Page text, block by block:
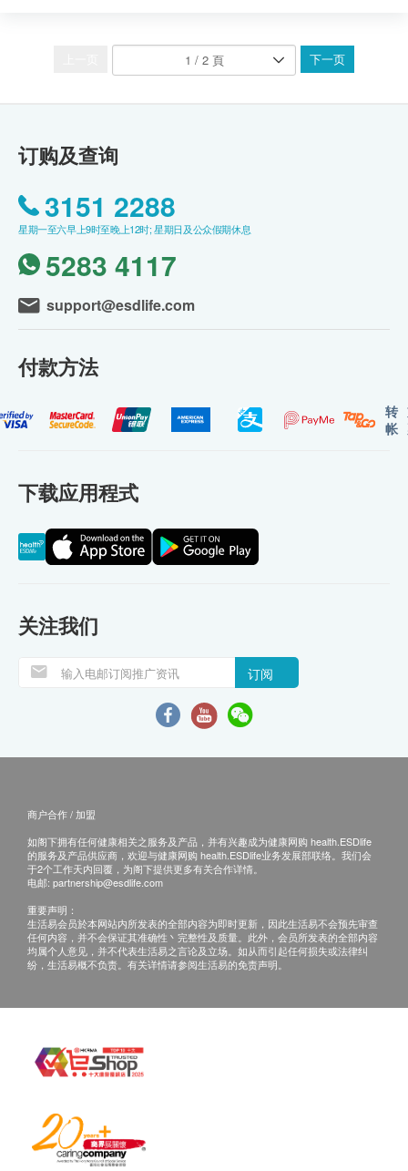
下一页
订购及查询
3151 2288
星期一至六早上9时至晚上12时; 星期日及公众假期休息
5283 4117
support@esdlife.com
付款方法
转
帐
下载应用程式
关注我们
订阅
商户合作 / 加盟
如阁下拥有任何健康相关之服务及产品，并有兴趣成为健康网购 health.ESDlife
的服务及产品供应商，欢迎与健康网购 health.ESDlife业务发展部联络。我们会
于2个工作天内回覆，为阁下提供更多有关合作详情。
电邮: partnership@esdlife.com
重要声明：
生活易会员於本网站内所发表的全部内容为即时更新，因此生活易不会预先审查
任何内容，并不会保证其准确性丶完整性及质量。此外，会员所发表的全部内容
均属个人意见，并不代表生活易之言论及立场。如从而引起任何损失或法律纠
纷，生活易概不负责。有关详情请参阅生活易的免责声明。